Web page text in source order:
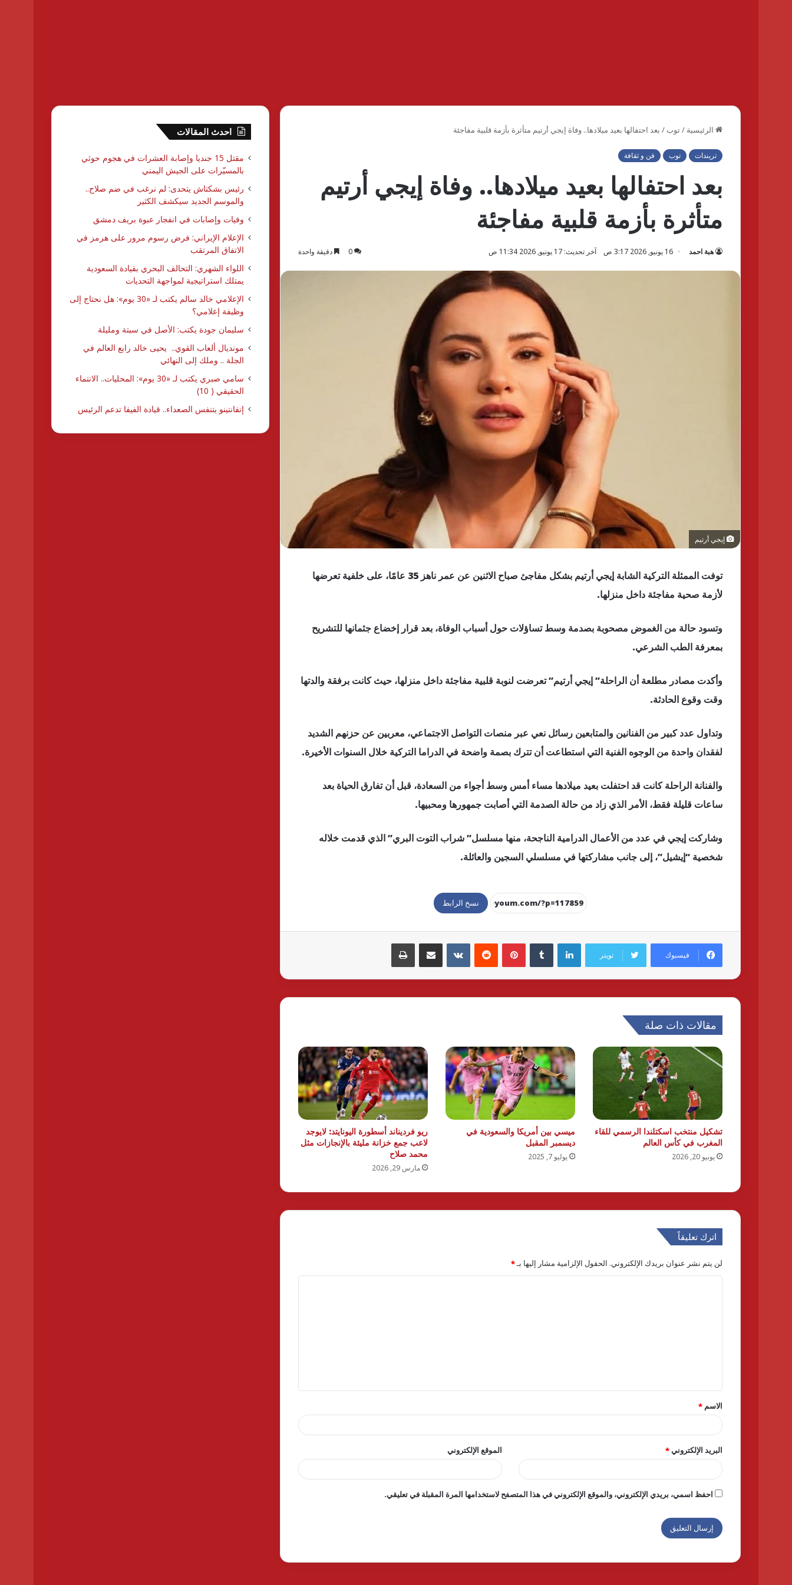
الرئيسية /توب / بعد احتفالها بعيد ميلادها.. وفاة إيجي أرتيم متأثرة بأزمة قلبية مفاجئة
تريندات توب فن و ثقافة
بعد احتفالها بعيد ميلادها.. وفاة إيجي أرتيم
متأثرة بأزمة قلبية مفاجئة
هبة احمد 16 يونيو, 2026 3:17 ص آخر تحديث: 17 يونيو, 2026 11:34 ص 0 دقيقة واحدة
إيجي أرتيم
توفت الممثلة التركية الشابة إيجي أرتيم بشكل مفاجئ صباح الاثنين عن عمر ناهز 35 عامًا، على خلفية تعرضها
لأزمة صحية مفاجئة داخل منزلها.
وتسود حالة من الغموض مصحوبة بصدمة وسط تساؤلات حول أسباب الوفاة، بعد قرار إخضاع جثمانها للتشريح
بمعرفة الطب الشرعي.
وأكدت مصادر مطلعة أن الراحلة” إيجي أرتيم” تعرضت لنوبة قلبية مفاجئة داخل منزلها، حيث كانت برفقة والدتها
وقت وقوع الحادثة.
وتداول عدد كبير من الفنانين والمتابعين رسائل نعي عبر منصات التواصل الاجتماعي، معربين عن حزنهم الشديد
لفقدان واحدة من الوجوه الفنية التي استطاعت أن تترك بصمة واضحة في الدراما التركية خلال السنوات الأخيرة.
والفنانة الراحلة كانت قد احتفلت بعيد ميلادها مساء أمس وسط أجواء من السعادة، قبل أن تفارق الحياة بعد
ساعات قليلة فقط، الأمر الذي زاد من حالة الصدمة التي أصابت جمهورها ومحبيها.
وشاركت إيجي في عدد من الأعمال الدرامية الناجحة، منها مسلسل” شراب التوت البري” الذي قدمت خلاله
شخصية “إيشيل”، إلى جانب مشاركتها في مسلسلي السجين والعائلة.
نسخ الرابط
فيسبوك تويتر
لينكدإن بينتيريست مشاركة عبر البريد طباعة
مقالات ذات صلة
تشكيل منتخب اسكتلندا الرسمي للقاء
المغرب في كأس العالم
يونيو 20, 2026
ميسي بين أمريكا والسعودية في
ديسمبر المقبل
يوليو 7, 2025
ريو فرديناند أسطورة اليونايتد: لايوجد
لاعب جمع خزانة مليئة بالإنجازات مثل
محمد صلاح
مارس 29, 2026
اترك تعليقاً
لن يتم نشر عنوان بريدك الإلكتروني. الحقول الإلزامية مشار إليها بـ*
ق
*
الاسم *
البريد الإلكتروني* الموقع الإلكتروني
احفظ اسمي، بريدي الإلكتروني، والموقع الإلكتروني في هذا المتصفح لاستخدامها المرة المقبلة في تعليقي.
احدث المقالات
مقتل 15 جنديا وإصابة العشرات في هجوم حوثي
بالمسيّرات على الجيش اليمني
رئيس بشكتاش يتحدى: لم نرغب في ضم صلاح..
والموسم الجديد سيكشف الكثير
وفيات وإصابات في انفجار عبوة بريف دمشق
الإعلام الإيراني: فرض رسوم مرور على هرمز في
الاتفاق المرتقب
اللواء الشهري: التحالف البحري بقيادة السعودية
يمتلك استراتيجية لمواجهة التحديات
الإعلامي خالد سالم يكتب لـ «30 يوم»: هل نحتاج إلى
وظيفة إعلامي؟
سليمان جودة يكتب: الأصل في سبتة ومليلة
مونديال ألعاب القوي.. يحيى خالد رابع العالم في
الجلة .. وملك إلى النهائي
سامي صبري يكتب لـ «30 يوم»: المحليات.. الانتماء
الحقيقي ( 10)
إنفانتينو يتنفس الصعداء.. قيادة الفيفا تدعم الرئيس